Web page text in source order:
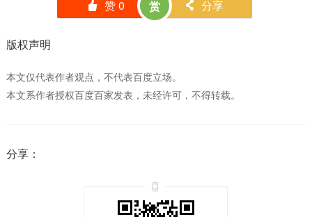
󰄼 赞0 赏 󰄯 分享
版权声明
本文仅代表作者观点，不代表百度立场。
本文系作者授权百度百家发表，未经许可，不得转载。
分享：